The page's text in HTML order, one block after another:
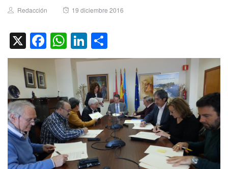
Author
Redacción
Posted
19 diciembre 2016
X Facebook
WhatsApp
LinkedIn